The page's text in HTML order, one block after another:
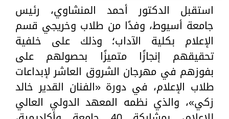
استقبل الدكتور أحمد المنشاوي، رئيس
جامعة أسيوط، وفدًا من طلاب وخريجي قسم
الإعلام بكلية الآداب؛ وذلك على خلفية
تحقيقهم إنجازًا متميزًا بحصولهم على
بفوزهم في مهرجان الشروق العاشر لإبداعات
طلاب الإعلام، في دورة «الفنان القدير خالد
زكي»، والذي نظمه المعهد الدولي العالي